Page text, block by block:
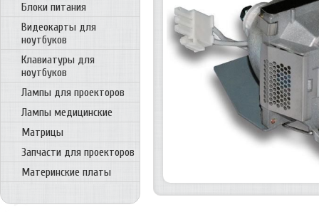
Блоки питания
Видеокарты для
ноутбуков
Клавиатуры для
ноутбуков
Лампы для проекторов
Лампы медицинские
Матрицы
Запчасти для проекторов
Материнские платы